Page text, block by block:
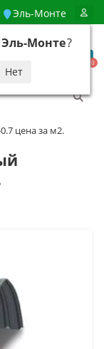
Эль-Монте
Эль-Монте?
0
цена за м2.